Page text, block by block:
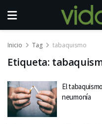
Inicio Tag tabaquismo
Etiqueta:
El
neumonía